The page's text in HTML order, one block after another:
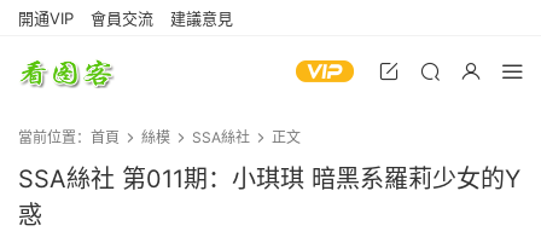
開通VIP 會員交流 建議意見
當前位置： 首頁 絲模 SSA絲社 正文
SSA絲社 第011期：小琪琪 暗黑系羅莉少女的Y
惑